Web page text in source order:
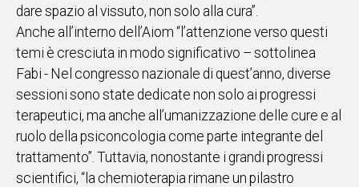
dare spazio al vissuto, non solo alla cura”.
Anche all’interno dell’Aiom “l’attenzione verso questi
temi è cresciuta in modo significativo – sottolinea
Fabi - Nel congresso nazionale di quest’anno, diverse
sessioni sono state dedicate non solo ai progressi
terapeutici, ma anche all’umanizzazione delle cure e al
ruolo della psiconcologia come parte integrante del
trattamento”. Tuttavia, nonostante i grandi progressi
scientifici, “la chemioterapia rimane un pilastro